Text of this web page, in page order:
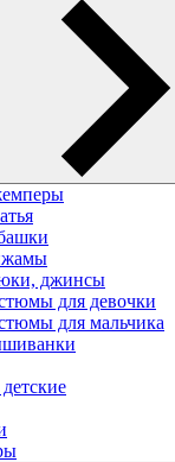
джинсы
для девочки
для мальчика